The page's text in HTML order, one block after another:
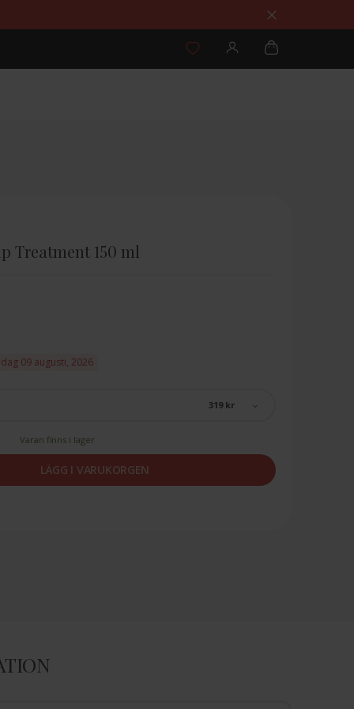
Treatment 150 ml
09 augusti, 2026
319 kr
Varan finns i lager
LÄGG I VARUKORGEN